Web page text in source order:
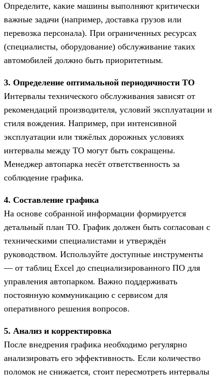
Определите, какие машины выполняют критически
важные задачи (например, доставка грузов или
перевозка персонала). При ограниченных ресурсах
(специалисты, оборудование) обслуживание таких
автомобилей должно быть приоритетным.
3. Определение оптимальной периодичности ТО
Интервалы технического обслуживания зависят от
рекомендаций производителя, условий эксплуатации и
стиля вождения. Например, при интенсивной
эксплуатации или тяжёлых дорожных условиях
интервалы между ТО могут быть сокращены.
Менеджер автопарка несёт ответственность за
соблюдение графика.
4. Составление графика
На основе собранной информации формируется
детальный план ТО. График должен быть согласован с
техническими специалистами и утверждён
руководством. Используйте доступные инструменты
— от таблиц Excel до специализированного ПО для
управления автопарком. Важно поддерживать
постоянную коммуникацию с сервисом для
оперативного решения вопросов.
5. Анализ и корректировка
После внедрения графика необходимо регулярно
анализировать его эффективность. Если количество
поломок не снижается, стоит пересмотреть интервалы